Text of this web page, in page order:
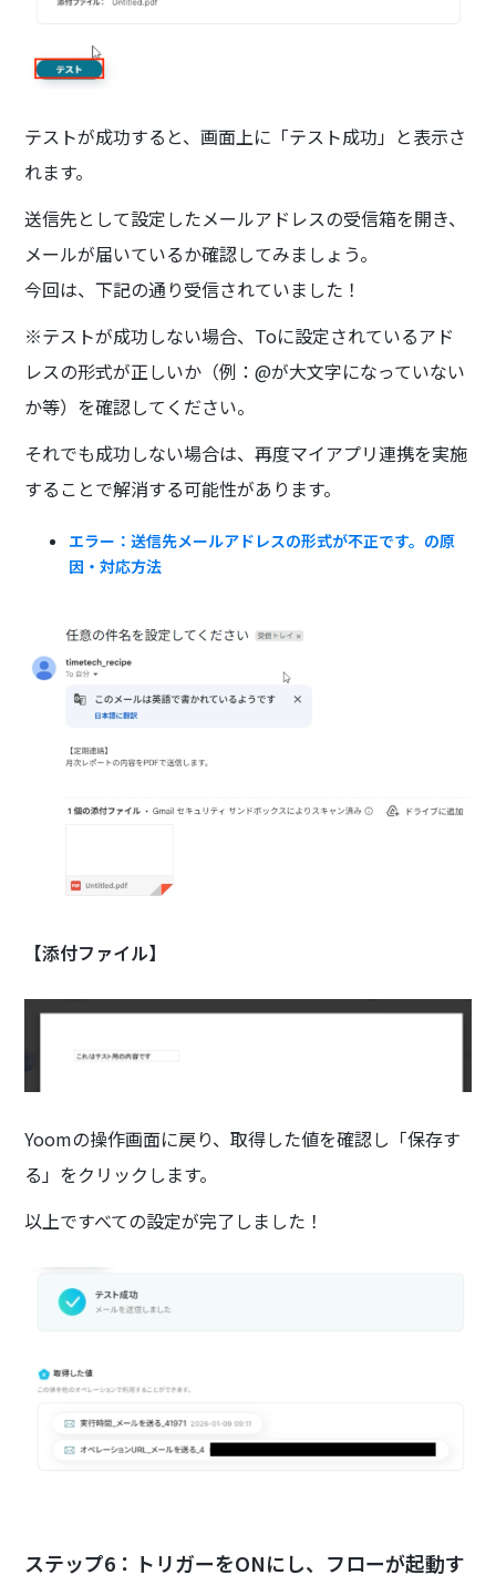
テストが成功すると、画面上に「テスト成功」と表示さ
れます。
送信先として設定したメールアドレスの受信箱を開き、
メールが届いているか確認してみましょう。
今回は、下記の通り受信されていました！
※テストが成功しない場合、Toに設定されているアド
レスの形式が正しいか（例：@が大文字になっていない
か等）を確認してください。
それでも成功しない場合は、再度マイアプリ連携を実施
することで解消する可能性があります。
エラー：送信先メールアドレスの形式が不正です。の原
因・対応方法
【添付ファイル】
Yoomの操作画面に戻り、取得した値を確認し「保存す
る」をクリックします。
以上ですべての設定が完了しました！
ステップ6：トリガーをONにし、フローが起動す